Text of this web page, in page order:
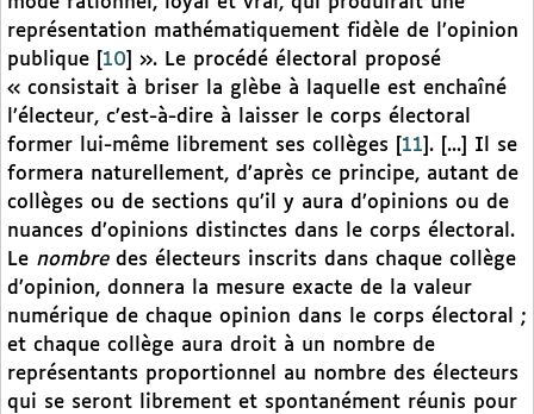
représentation mathématiquement fidèle de l’opinion
publique
10
». Le procédé électoral proposé
« consistait à briser la glèbe à laquelle est enchaîné
l’électeur, c’est-à-dire à laisser le corps électoral
former lui-même librement ses collèges
11 . [...] Il se
formera naturellement, d’après ce principe, autant de
collèges ou de sections qu’il y aura d’opinions ou de
nuances d’opinions distinctes dans le corps électoral.
Le nombredes électeurs inscrits dans chaque collège
d’opinion, donnera la mesure exacte de la valeur
numérique de chaque opinion dans le corps électoral ;
et chaque collège aura droit à un nombre de
représentants proportionnel au nombre des électeurs
qui se seront librement et spontanément réunis pour